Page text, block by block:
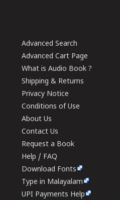
Advanced Search
Advanced Cart Page
What is Audio Book ?
Shipping & Returns
Privacy Notice
Conditions of Use
About Us
Contact Us
Request a Book
Help / FAQ
Download Fonts
Type in Malayalam
UPI Payments Help